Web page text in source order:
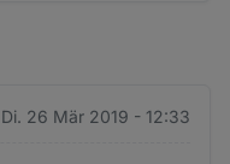
Di. 26 Mär 2019 - 12:33